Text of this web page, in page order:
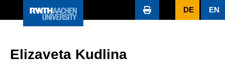
DE EN
Elizaveta Kudlina